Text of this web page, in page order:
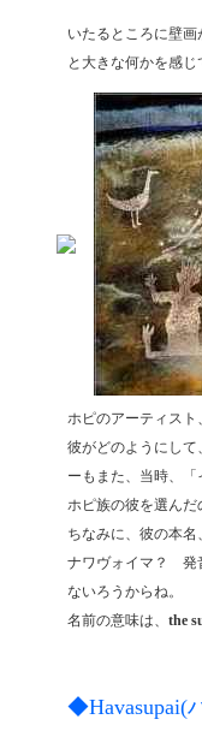
いたるところに壁
と大きな何かを感
ホピのアーティスト、
彼がどのようにし
ーもま た、当時、「
ホピ族の彼を選ん
ちなみに、彼の本名
ナワヴォイマ？ 発
ないろうからね。
名前の意味は、 the
◆Havasupai(